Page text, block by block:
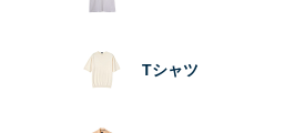
Tシャツ